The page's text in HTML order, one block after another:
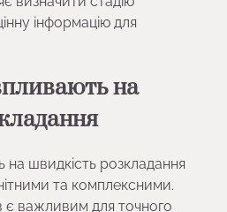
інформацію для
на
на швидкість розкладання
та комплексними.
є важливим для точного